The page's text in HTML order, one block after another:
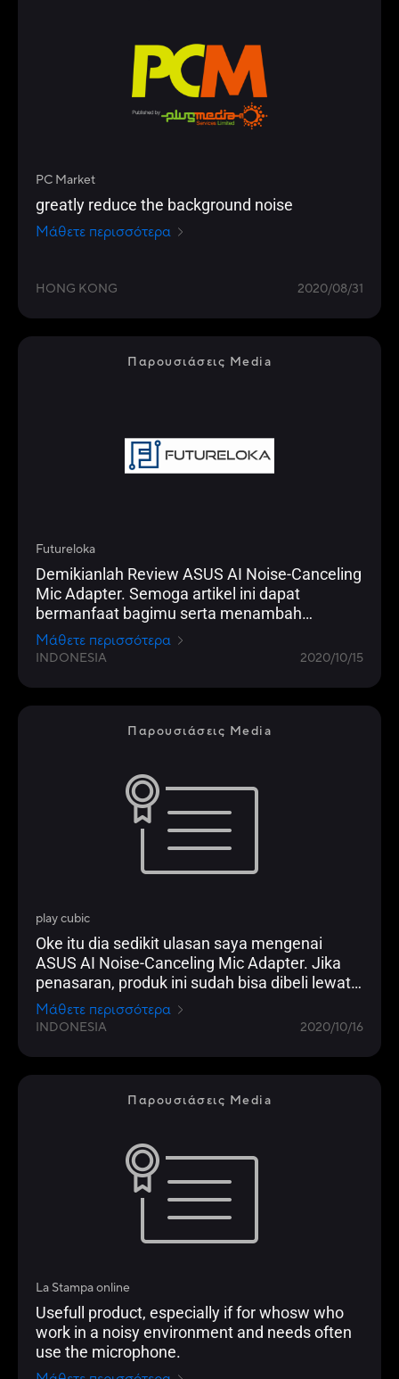
PC Market
greatly reduce the background noise
Μάθετε περισσότερα
HONG KONG 2020/08/31
Παρουσιάσεις Media
Futureloka
Demikianlah Review ASUS AI Noise-Canceling
Mic Adapter. Semoga artikel ini dapat
bermanfaat bagimu serta menambah
wawasan kamu mengenai dunia teknologi
terutama mengenai gadget dan teknologi
era masa kini. Untuk dapat info lain seputar
dunia teknologi, stay tune di Futureloka.com
karena kami akan terus menyajikan artikel
Μάθετε περισσότερα
INDONESIA 2020/10/15
Παρουσιάσεις Media
play cubic
Oke itu dia sedikit ulasan saya mengenai
ASUS AI Noise-Canceling Mic Adapter. Jika
penasaran, produk ini sudah bisa dibeli lewat
toko-toko online kesayangan kalian, atau
datang ke toko offline langsung. Yang
silahkan simak spek-nya di bawah ini.
Informasi detil mengenai produk ada di sini.
Μάθετε περισσότερα
INDONESIA 2020/10/16
Παρουσιάσεις Media
La Stampa online
Usefull product, especially if for whosw who
work in a noisy environment and needs often
use the microphone.